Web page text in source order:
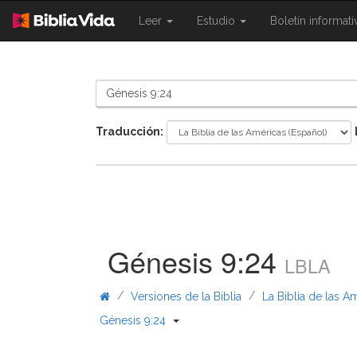
Leer
{{
Estudio
{{
Boletín
Traducción:
Génesis 9:24 LBLA
/ Versiones de la Biblia / La Biblia de las
Génesis 9:24
{{